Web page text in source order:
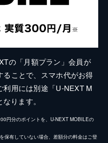
の「月額プラン」会員が
ことで、スマホ代がお得
用には別途「U-NEXT M
ります。
円分のポイントを、U-NEXT MOBILEの
保有していない場合、差額分の料金はご登